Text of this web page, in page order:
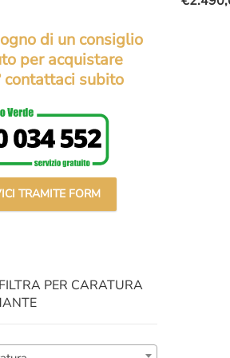
Il
Il
di un consiglio
per acquistare
contattaci subito
TRAMITE FORM
PER CARATURA